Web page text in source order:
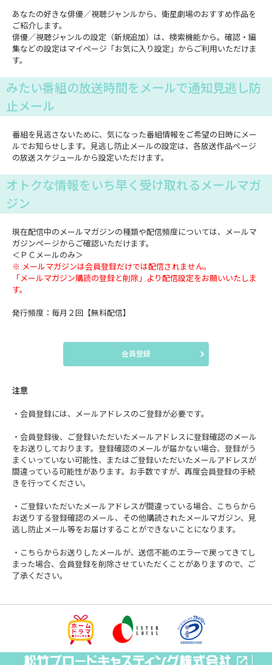
あなたの好きな俳優／視聴ジャンルから、衛星劇場のおすすめ作品を
ご紹介します。
俳優／視聴ジャンルの設定（新規追加）は、検索機能から。確認・編
集などの設定はマイページ「お気に入り設定」からご利用いただけま
す。
みたい番組の放送時間をメールで通知見逃し防
止メール
番組を見逃さないために、気になった番組情報をご希望の日時にメー
ルでお知らせします。見逃し防止メールの設定は、各放送作品ページ
の放送スケジュールから設定いただけます。
オトクな情報をいち早く受け取れるメールマガ
ジン
現在配信中のメールマガジンの種類や配信頻度については、メールマ
ガジンページからご確認いただけます。
＜ＰＣメールのみ＞
※ メールマガジンは会員登録だけでは配信されません。
「メールマガジン購読の登録と削除」より配信設定をお願いいたしま
す。
発行頻度：毎月２回【無料配信】
会員登録
注意
・会員登録には、メールアドレスのご登録が必要です。
・会員登録後、ご登録いただいたメールアドレスに登録確認のメール
をお送りしております。登録確認のメールが届かない場合、登録がう
まくいっていない可能性、またはご登録いただいたメールアドレスが
間違っている可能性があります。お手数ですが、再度会員登録の手続
きを行ってください。
・ご登録いただいたメールアドレスが間違っている場合、こちらから
お送りする登録確認のメール、その他購読されたメールマガジン、見
逃し防止メール等をお届けすることができないことになります。
・こちらからお送りしたメールが、送信不能のエラーで戻ってきてし
まった場合、会員登録を削除させていただくことがありますので、ご
了承ください。